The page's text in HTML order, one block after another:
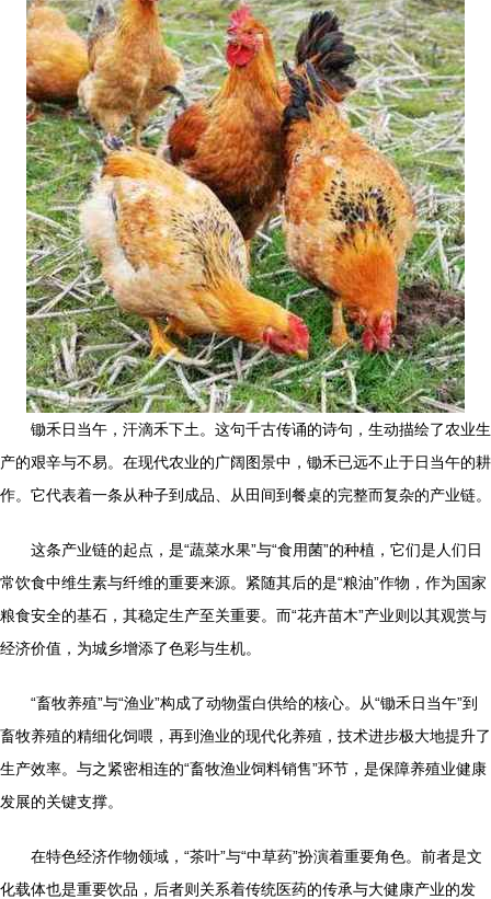
锄禾日当午，汗滴禾下土。这句千古传诵的诗句，生动描绘了农业生
产的艰辛与不易。在现代农业的广阔图景中，锄禾已远不止于日当午的耕
作。它代表着一条从种子到成品、从田间到餐桌的完整而复杂的产业链。
这条产业链的起点，是“蔬菜水果”与“食用菌”的种植，它们是人们日
常饮食中维生素与纤维的重要来源。紧随其后的是“粮油”作物，作为国家
粮食安全的基石，其稳定生产至关重要。而“花卉苗木”产业则以其观赏与
经济价值，为城乡增添了色彩与生机。
“畜牧养殖”与“渔业”构成了动物蛋白供给的核心。从“锄禾日当午”到
畜牧养殖的精细化饲喂，再到渔业的现代化养殖，技术进步极大地提升了
生产效率。与之紧密相连的“畜牧渔业饲料销售”环节，是保障养殖业健康
发展的关键支撑。
在特色经济作物领域，“茶叶”与“中草药”扮演着重要角色。前者是文
化载体也是重要饮品，后者则关系着传统医药的传承与大健康产业的发